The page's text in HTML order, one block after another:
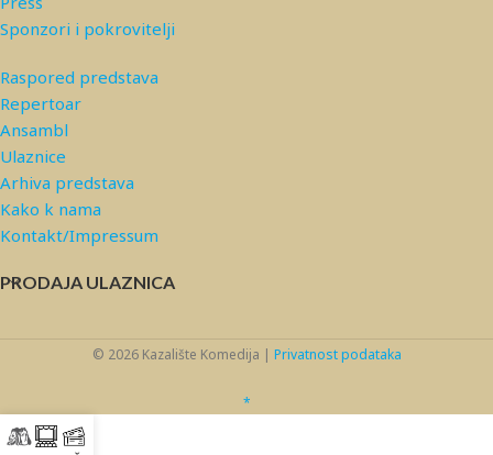
Sponzori i pokrovitelji
Raspored predstava
Repertoar
Ansambl
Ulaznice
Arhiva predstava
Kako k nama
Kontakt/Impressum
PRODAJA ULAZNICA
© 2026 Kazalište Komedija | Privatnost podataka
*